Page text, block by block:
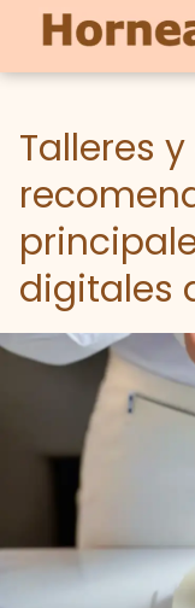
Talleres
digitales